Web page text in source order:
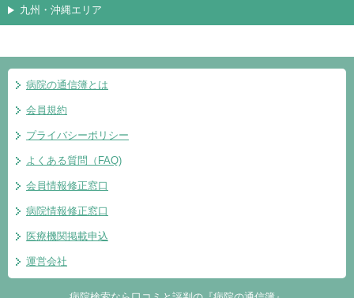
九州・沖縄エリア
病院の通信簿とは
会員規約
プライバシーポリシー
よくある質問（FAQ)
会員情報修正窓口
病院情報修正窓口
医療機関掲載申込
運営会社